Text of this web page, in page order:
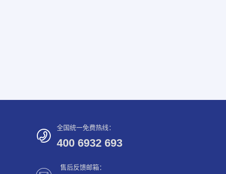
全国统一免费热线：
400 6932 693
售后反馈邮箱：